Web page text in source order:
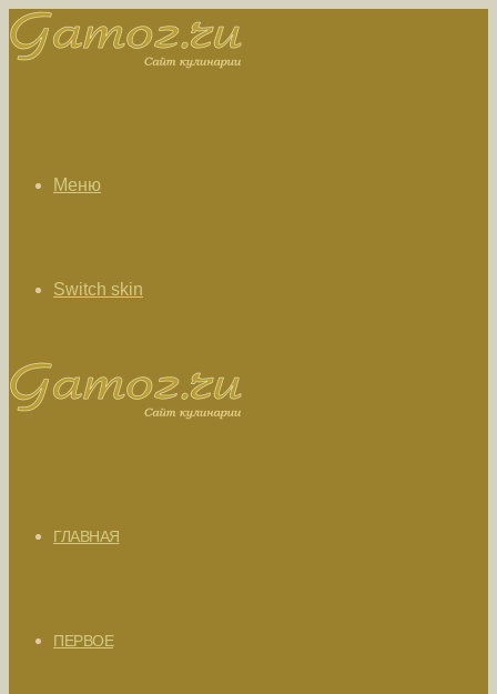
Меню
Switch skin
ГЛАВНАЯ
ПЕРВОЕ